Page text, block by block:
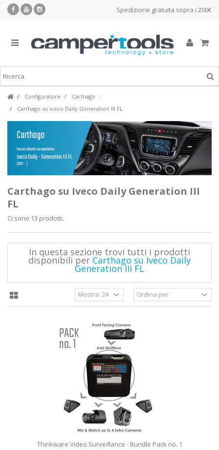
Spedizione gratuita sopra i 200€
Configuratore
Carthago
Carthago su Iveco Daily Generation III FL
Carthago su Iveco Daily Generation III
FL
Ci sono 13 prodotti.
In questa sezione trovi tutti i prodotti
disponibili per Carthago su Iveco Daily
Generation III FL
Thinkware Video Surveillance - Bundle Pack no. 1